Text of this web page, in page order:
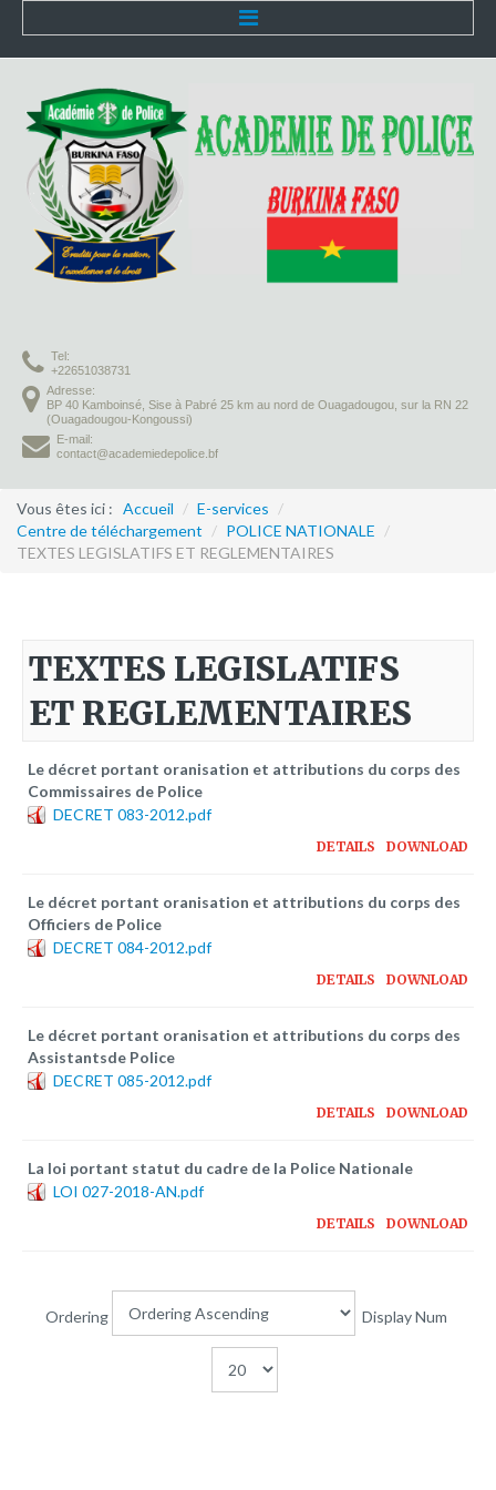
Accueil
L'Académie
Présentation
Organisation
Infrastructures
Vie à l'Académie
Missions
Formation continue
Partenariats
bulletins électroniques d'information
Avec la Fondation Hanns Seidel
Documentations
Avec l'Institut Danois des Droits de l'Homme
Publications à télécharger
E-services
Bibliothèque en ligne
Centre de téléchargement
logo
Tel:
+22651038731
Adresse:
BP 40 Kamboinsé, Sise à Pabré 25 km au nord de Ouagadougou, sur la RN 22
(Ouagadougou-Kongoussi)
E-mail:
contact@academiedepolice.bf
Vous êtes ici : Accueil / E-services /
Centre de téléchargement / POLICE NATIONALE /
TEXTES LEGISLATIFS ET REGLEMENTAIRES
TEXTES LEGISLATIFS
ET REGLEMENTAIRES
Le décret portant oranisation et attributions du corps des
Commissaires de Police
DECRET 083-2012.pdf
DOWNLOAD
DETAILS
Le décret portant oranisation et attributions du corps des
Officiers de Police
DECRET 084-2012.pdf
DOWNLOAD
DETAILS
Le décret portant oranisation et attributions du corps des
Assistantsde Police
DECRET 085-2012.pdf
DOWNLOAD
DETAILS
La loi portant statut du cadre de la Police Nationale
LOI 027-2018-AN.pdf
DOWNLOAD
DETAILS
Ordering Display Num